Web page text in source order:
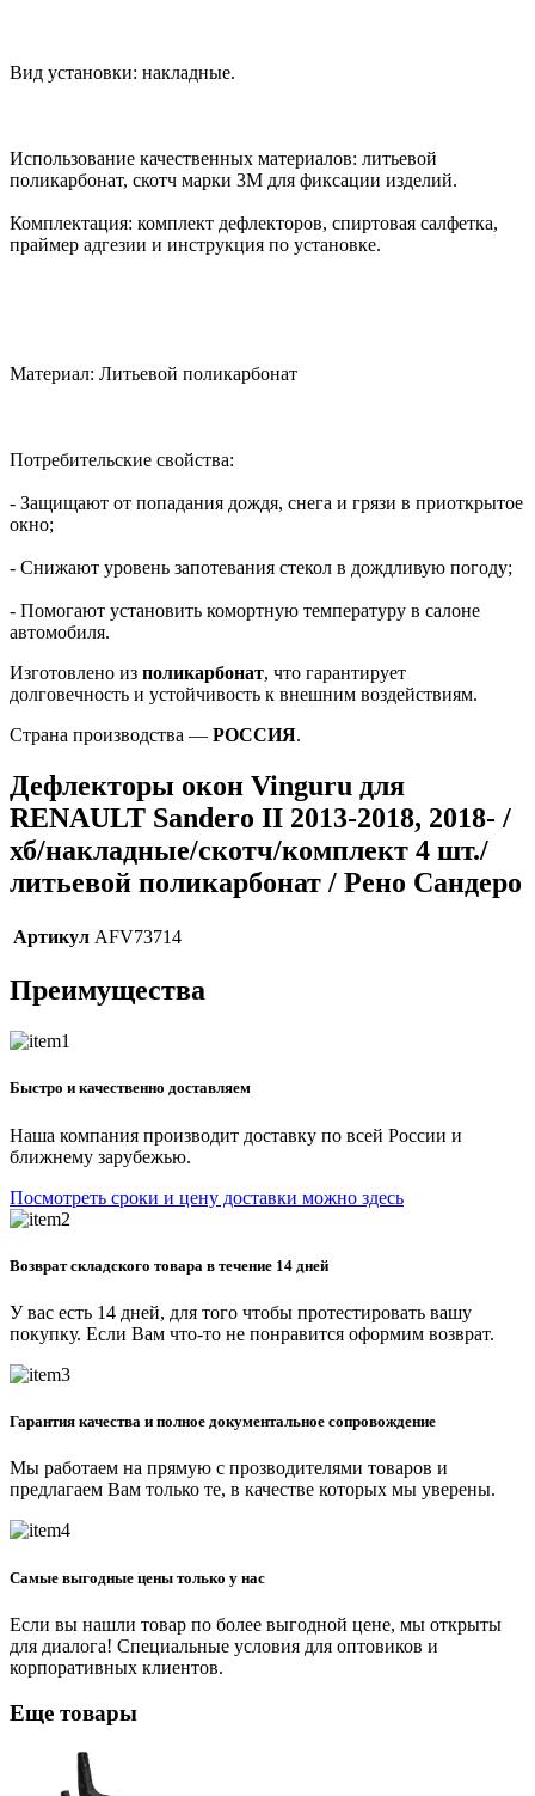
Вид установки: накладные.
Использование качественных материалов: литьевой
поликарбонат, скотч марки 3М для фиксации изделий.
Комплектация: комплект дефлекторов, спиртовая салфетка,
праймер адгезии и инструкция по установке.
Материал: Литьевой поликарбонат
Потребительские свойства:
- Защищают от попадания дождя, снега и грязи в приоткрытое
окно;
- Снижают уровень запотевания стекол в дождливую погоду;
- Помогают установить комортную температуру в салоне
автомобиля.
Изготовлено из поликарбонат, что гарантирует
долговечность и устойчивость к внешним воздействиям.
Страна производства — РОССИЯ.
Дефлекторы окон Vinguru для
RENAULT Sandero II 2013-2018, 2018- /
хб/накладные/скотч/комплект 4 шт./
литьевой поликарбонат / Рено Сандеро
Артикул AFV73714
Преимущества
Быстро и качественно доставляем
Наша компания производит доставку по всей России и
ближнему зарубежью.
Посмотреть сроки и цену доставки можно здесь
Возврат складского товара в течение 14 дней
У вас есть 14 дней, для того чтобы протестировать вашу
покупку. Если Вам что-то не понравится оформим возврат.
Гарантия качества и полное документальное сопровождение
Мы работаем на прямую с прозводителями товаров и
предлагаем Вам только те, в качестве которых мы уверены.
Самые выгодные цены только у нас
Если вы нашли товар по более выгодной цене, мы открыты
для диалога! Специальные условия для оптовиков и
корпоративных клиентов.
Еще товары